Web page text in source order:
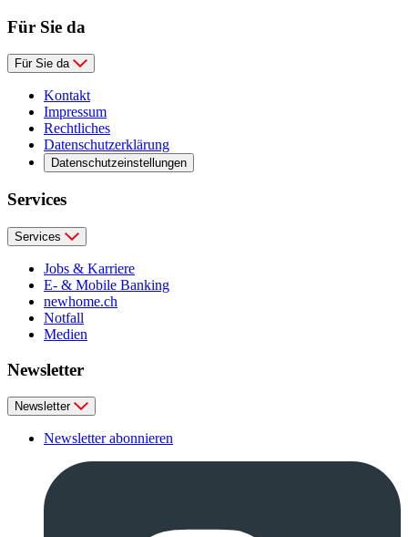
Für Sie da
Für Sie da
Kontakt
Impressum
Rechtliches
Datenschutzerklärung
Datenschutzeinstellungen
Services
Services
Jobs & Karriere
E- & Mobile Banking
newhome.ch
Notfall
Medien
Newsletter
Newsletter
Newsletter abonnieren